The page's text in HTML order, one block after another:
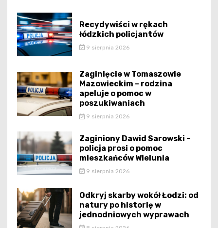
Recydywiści w rękach
łódzkich policjantów
9 sierpnia 2026
Zaginięcie w Tomaszowie
Mazowieckim – rodzina
apeluje o pomoc w
poszukiwaniach
9 sierpnia 2026
Zaginiony Dawid Sarowski –
policja prosi o pomoc
mieszkańców Wielunia
9 sierpnia 2026
Odkryj skarby wokół Łodzi: od
natury po historię w
jednodniowych wyprawach